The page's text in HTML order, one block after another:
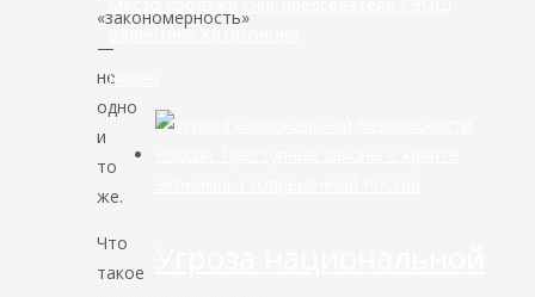
«закономерность»
—
не
одно
и
то
же.
Что
такое
Валентина Катасонова
Видео